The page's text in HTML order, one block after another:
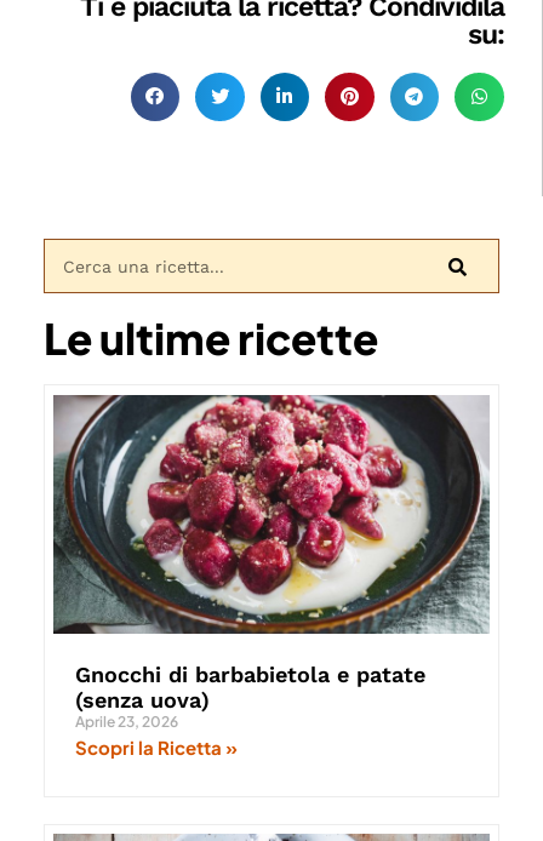
su:
Le ultime ricette
Gnocchi di barbabietola e patate
(senza uova)
Aprile 23, 2026
Scopri la Ricetta »